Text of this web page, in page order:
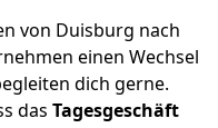
von Duisburg nach
einen Wechsel
dich gerne.
das Tagesgeschäft